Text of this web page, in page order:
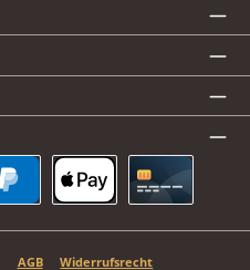
AGB Widerrufsrecht